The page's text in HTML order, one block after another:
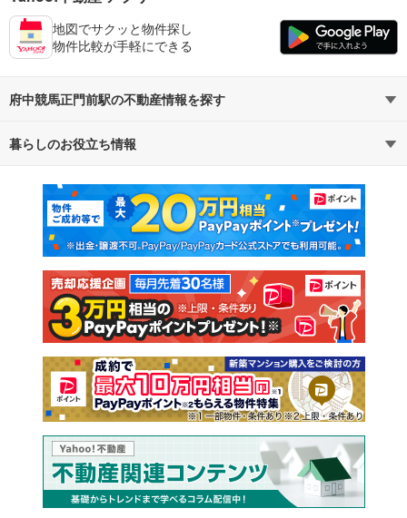
地図でサクッと物件探し
物件比較が手軽にできる
府中競馬正門前駅の不動産情報を探す
不動産・住宅
新築マンション 中古マンション
新築一戸建て 中古一戸建て
注文住宅 土地
売却査定
暮らしのお役立ち情報
マンションカタログ 教えて！住まいの先生